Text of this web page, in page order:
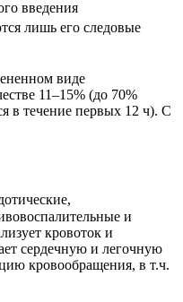
введения
лишь его следовые
виде
11–15% (до 70%
в течение первых 12 ч). С
и
кровоток и
сердечную и легочную
кровообращения, в т.ч.